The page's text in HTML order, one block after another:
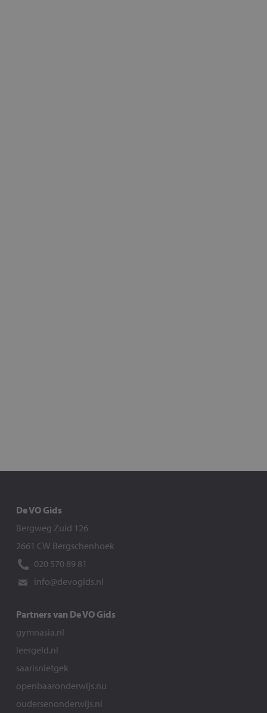
De VO Gids
Bergweg Zuid 126
2661 CW Bergschenhoek
020 570 89 81
info@devogids.nl
Partners van De VO Gids
gymnasia.nl
leergeld.nl
saarisnietgek
openbaaronderwijs.nu
oudersenonderwijs.nl